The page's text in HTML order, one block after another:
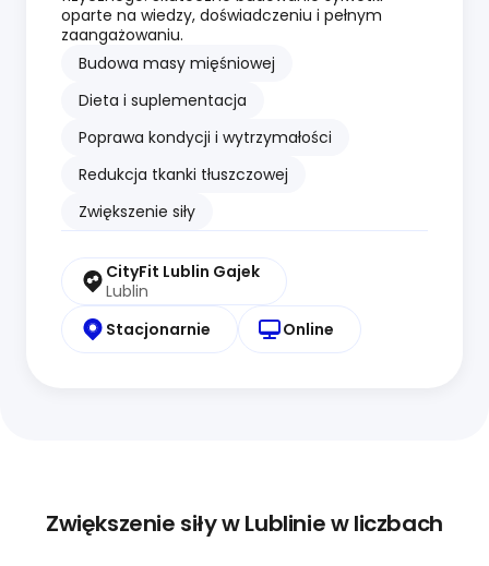
oparte na wiedzy, doświadczeniu i pełnym
zaangażowaniu.
Budowa masy mięśniowej
Dieta i suplementacja
Poprawa kondycji i wytrzymałości
Redukcja tkanki tłuszczowej
Zwiększenie siły
CityFit Lublin Gajek
Lublin
Stacjonarnie
Online
Zwiększenie siły w Lublinie w liczbach